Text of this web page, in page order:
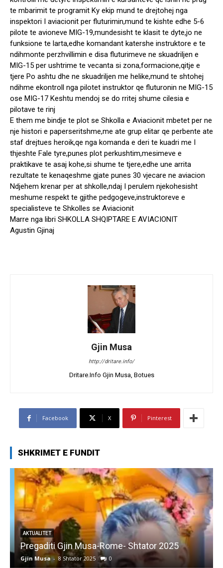
te mbarimit te programit Ky ekip mund te drejtohej nga
inspektori I aviacionit per fluturimin,mund te kishte edhe 5-6
pilote te avioneve MIG-19,mundesisht te klasit te dyte,jo ne
funksione te larta,edhe komandant katershe instruktore e te
ndihmonte perzhvillimin e disa fluturimeve ne skuadriljen e
MIG-15 per ushtrime te vecanta si zona,formacione,qitje e
tjere Po ashtu dhe ne skuadriljen me helike,mund te shtohej
ndihme ekontroll nga pilotet instruktor qe fluturonin ne MIG-15
ose MIG-17 Keshtu mendoj se do rritej shume cilesia e
pilotave te rinj
E them me bindje te plot se Shkolla e Aviacionit mbetet per ne
nje histori e paperseritshme,me ate grup elitar qe perbente ate
staf drejtues heroik,qe nga komanda e deri te kuadri me I
thjeshte Fale tyre,punes plot perkushtim,mesimeve e
praktikave te asaj kohe,si shume te tjere,edhe une arrita
rezultate te kenaqeshme gjate punes 30 vjecare ne aviacion
Ndjehem krenar per at shkolle,ndaj I perulem njekohesisht
meshume respekt te gjithe pedgogeve,instruktoreve e
specialisteve te Shkolles se Aviacionit
Marre nga libri SHKOLLA SHQIPTARE E AVIACIONIT
Agustin Gjinaj
Gjin Musa
http://dritare.info/
Dritare.Info Gjin Musa, Botues
Facebook X Pinterest
SHKRIMET E FUNDIT
AKTUALITET
Pregaditi Gjin Musa-Rome- Shtator 2025
Gjin Musa - 8 Shtator 2025 0